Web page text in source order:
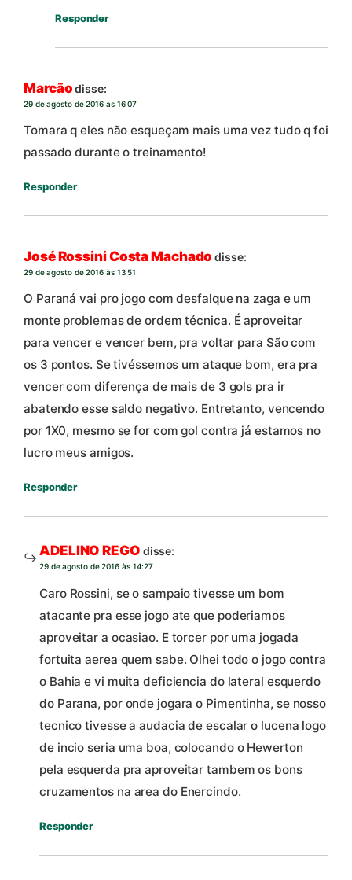
Responder
Marcãodisse:
29 de agosto de 2016 às 16:07
Tomara q eles não esqueçam mais uma vez tudo q foi
passado durante o treinamento!
Responder
José Rossini Costa Machado disse:
29 de agosto de 2016 às 13:51
O Paraná vai pro jogo com desfalque na zaga e um
monte problemas de ordem técnica. É aproveitar
para vencer e vencer bem, pra voltar para São com
os 3 pontos. Se tivéssemos um ataque bom, era pra
vencer com diferença de mais de 3 gols pra ir
abatendo esse saldo negativo. Entretanto, vencendo
por 1X0, mesmo se for com gol contra já estamos no
lucro meus amigos.
Responder
ADELINO REGO disse:
29 de agosto de 2016 às 14:27
Caro Rossini, se o sampaio tivesse um bom
atacante pra esse jogo ate que poderiamos
aproveitar a ocasiao. E torcer por uma jogada
fortuita aerea quem sabe. Olhei todo o jogo contra
o Bahia e vi muita deficiencia do lateral esquerdo
do Parana, por onde jogara o Pimentinha, se nosso
tecnico tivesse a audacia de escalar o lucena logo
de incio seria uma boa, colocando o Hewerton
pela esquerda pra aproveitar tambem os bons
cruzamentos na area do Enercindo.
Responder